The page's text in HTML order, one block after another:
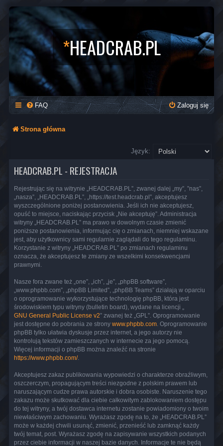
*HEADCRAB.PL
FAQ Zaloguj się
Strona główna
Język:
HEADCRAB.PL - REJESTRACJA
Rejestrując się na witrynie „HEADCRAB.PL”, zwanej dalej „my”, ”nas”,
„nasza”, „HEADCRAB.PL”, „https://test.headcrab.pl”, akceptujesz
wyszczególnione poniżej postanowienia. Jeśli ich nie akceptujesz,
opuść to miejsce, naciskając przycisk „Nie akceptuję”. Administracja
witryny „HEADCRAB.PL” ma prawo w dowolnym czasie zmienić
poniższe postanowienia, informując cię o zmianach, niemniej wskazane
jest, aby użytkownicy sami regularnie zaglądali do tego regulaminu.
Korzystanie z witryny „HEADCRAB.PL” po zmianach regulaminu
oznacza, że akceptujesz te zmiany ze wszelkimi konsekwencjami
prawnymi.
Nasze fora zwane też „one”, „ich”, „je”, „phpBB software”,
„www.phpbb.com”, „phpBB Limited”, „phpBB Teams” działają w oparciu
o oprogramowanie wykorzystujące technologię phpBB, która jest
środowiskiem typu witryny (bulletin board), wydane na licencji „
GNU General Public License v2” zwanej też „GPL”. Oprogramowanie
jest dostępne do pobrania ze strony www.phpbb.com . Oprogramowanie
phpBB tylko ułatwia dyskusje przez internet, a jego autorzy nie
kontrolują tekstów zamieszczanych w internecie za jego pomocą.
Więcej informacji o phpBB można znaleźć na stronie
https://www.phpbb.com/.
Akceptujesz zakaz publikowania wypowiedzi o charakterze obraźliwym,
oszczerczym, propagującym treści niezgodne z polskim prawem lub
naruszającym cudze prawa autorskie i dobra osobiste. Naruszenie tego
zakazu może skutkować dla ciebie całkowitym zablokowaniem dostępu
do tej witryny, a twój dostawca internetu zostanie powiadomiony o twoim
niewłaściwym zachowaniu. Wyrażasz zgodę na to, że „HEADCRAB.PL”
może w każdej chwili usunąć, zmienić, przenieść lub zamknąć każdy
twój temat, post. Wyrażasz zgodę na zapisywanie wszystkich podanych
przez ciebie informacji w naszej bazie danych. Informacje te nie będą